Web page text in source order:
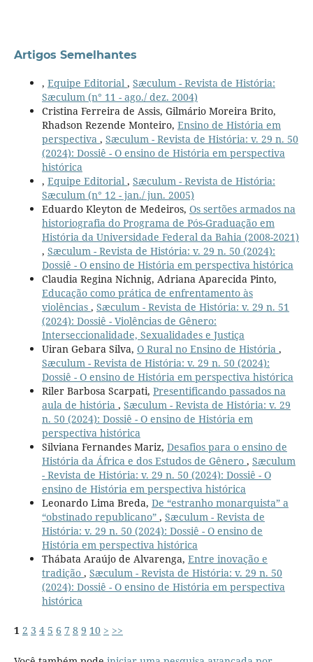
Artigos Semelhantes
, Equipe Editorial , Sæculum - Revista de História:
Sæculum (n° 11 - ago./ dez. 2004)
Cristina Ferreira de Assis, Gilmário Moreira Brito,
Rhadson Rezende Monteiro, Ensino de História em
perspectiva , Sæculum - Revista de História: v. 29 n. 50
(2024): Dossiê - O ensino de História em perspectiva
histórica
, Equipe Editorial , Sæculum - Revista de História:
Sæculum (n° 12 - jan./ jun. 2005)
Eduardo Kleyton de Medeiros, Os sertões armados na
historiografia do Programa de Pós-Graduação em
História da Universidade Federal da Bahia (2008-2021)
, Sæculum - Revista de História: v. 29 n. 50 (2024):
Dossiê - O ensino de História em perspectiva histórica
Claudia Regina Nichnig, Adriana Aparecida Pinto,
Educação como prática de enfrentamento às
violências , Sæculum - Revista de História: v. 29 n. 51
(2024): Dossiê - Violências de Gênero:
Interseccionalidade, Sexualidades e Justiça
Uiran Gebara Silva, O Rural no Ensino de História ,
Sæculum - Revista de História: v. 29 n. 50 (2024):
Dossiê - O ensino de História em perspectiva histórica
Riler Barbosa Scarpati, Presentificando passados na
aula de história , Sæculum - Revista de História: v. 29
n. 50 (2024): Dossiê - O ensino de História em
perspectiva histórica
Silviana Fernandes Mariz, Desafios para o ensino de
História da África e dos Estudos de Gênero , Sæculum
- Revista de História: v. 29 n. 50 (2024): Dossiê - O
ensino de História em perspectiva histórica
Leonardo Lima Breda, De “estranho monarquista” a
“obstinado republicano” , Sæculum - Revista de
História: v. 29 n. 50 (2024): Dossiê - O ensino de
História em perspectiva histórica
Thábata Araújo de Alvarenga, Entre inovação e
tradição , Sæculum - Revista de História: v. 29 n. 50
(2024): Dossiê - O ensino de História em perspectiva
histórica
1 2 3 4 5 6 7 8 9 10 > >>